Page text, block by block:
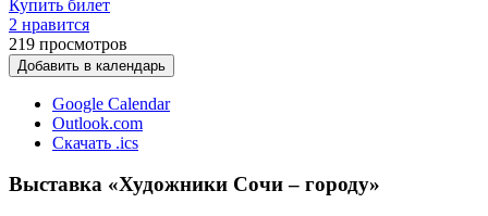
Купить билет
2 нравится
219 просмотров
Добавить в календарь
Google Calendar
Outlook.com
Скачать .ics
Выставка «Художники Сочи – городу»